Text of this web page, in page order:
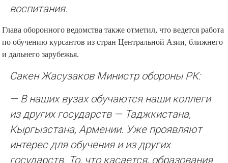
воспитания.
Глава оборонного ведомства также отметил, что ведется работа
по обучению курсантов из стран Центральной Азии, ближнего
и дальнего зарубежья.
Сакен Жасузаков Министр обороны РК:
— В наших вузах обучаются наши коллеги
из других государств — Таджкистана,
Кыргызстана, Армении. Уже проявляют
интерес для обучения и из других
государств. То, что касается, образования